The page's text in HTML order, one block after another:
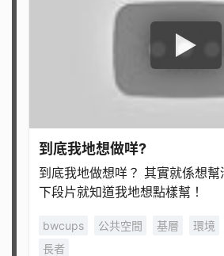
到底我地想做咩?
到底我地做想咩？ 其實就係想
下段片就知道我地想點樣幫！
bwcups 公共空間 基層 環境
長者